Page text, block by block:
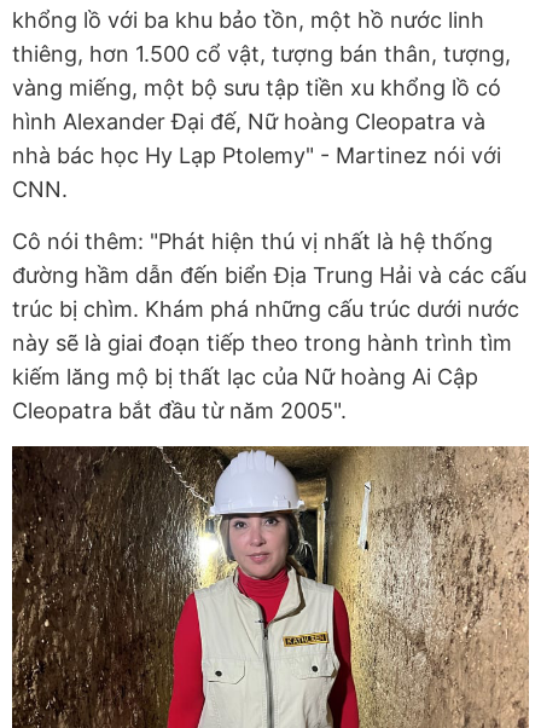
khổng lồ với ba khu bảo tồn, một hồ nước linh
thiêng, hơn 1.500 cổ vật, tượng bán thân, tượng,
vàng miếng, một bộ sưu tập tiền xu khổng lồ có
hình Alexander Đại đế, Nữ hoàng Cleopatra và
nhà bác học Hy Lạp Ptolemy" - Martinez nói với
CNN.
Cô nói thêm: "Phát hiện thú vị nhất là hệ thống
đường hầm dẫn đến biển Địa Trung Hải và các cấu
trúc bị chìm. Khám phá những cấu trúc dưới nước
này sẽ là giai đoạn tiếp theo trong hành trình tìm
kiếm lăng mộ bị thất lạc của Nữ hoàng Ai Cập
Cleopatra bắt đầu từ năm 2005".